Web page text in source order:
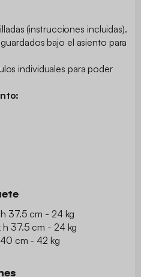
(instrucciones incluidas).
bajo el asiento para
individuales para poder
37.5 cm - 24 kg
37.5 cm - 24 kg
40 cm - 42 kg